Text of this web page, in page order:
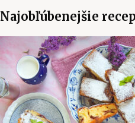
Najobľúbenejšie